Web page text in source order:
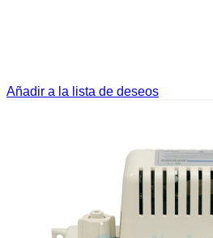
Añadir a la lista de deseos